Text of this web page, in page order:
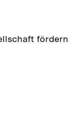
fördern